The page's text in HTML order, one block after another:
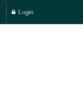
Login